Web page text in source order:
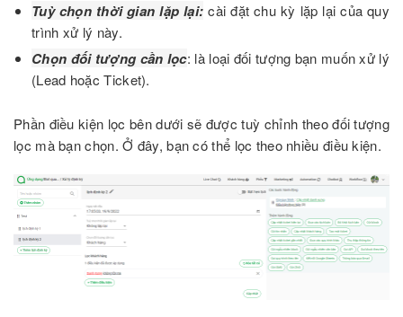
Tuỳ chọn thời gian lặp lại: cài đặt chu kỳ lặp lại của quy
trình xử lý này.
Chọn đối tượng cần lọc: là loại đối tượng bạn muốn xử lý
(Lead hoặc Ticket).
Phần điều kiện lọc bên dưới sẽ được tuỳ chỉnh theo đối tượng
lọc mà bạn chọn. Ở đây, bạn có thể lọc theo nhiều điều kiện.